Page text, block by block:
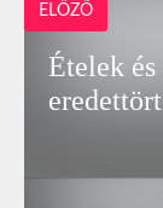
ELŐZŐ
Ételek